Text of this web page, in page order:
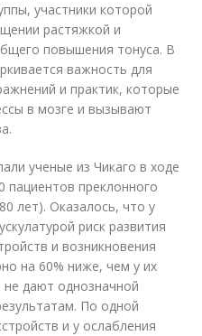
участники которой
растяжкой и
повышения тонуса. В
важность для
и практик, которые
в мозге и вызывают
ученые из Чикаго в ходе
пациентов преклонного
лет). Оказалось, что у
риск развития
и возникновения
на 60% ниже, чем у их
не дают однозначной
По одной
и у ослабления